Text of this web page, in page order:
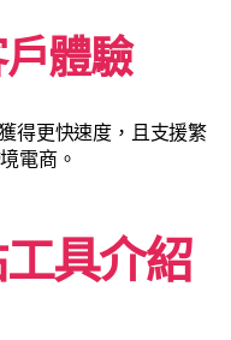
體驗
得更快速度，且支援繁
電商。
具介紹